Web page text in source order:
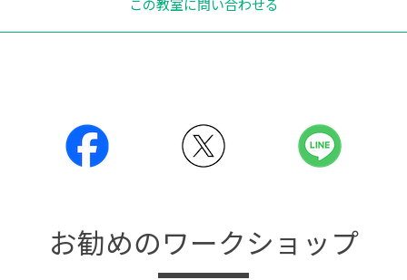
この教室に問い合わせる
お勧めのワークショップ